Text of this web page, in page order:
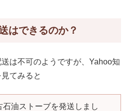
はできるのか？
は不可のようですが、Yahoo知
てみると
油ストーブを発送しまし